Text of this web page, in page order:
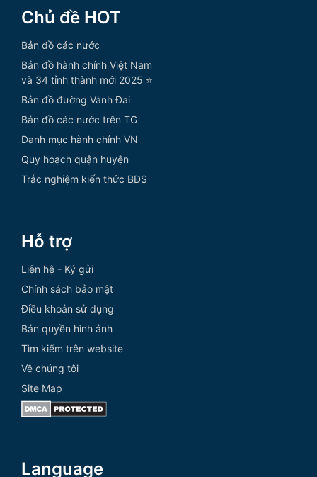
Chủ đề HOT
Bản đồ các nước
Bản đồ hành chính Việt Nam
và 34 tỉnh thành mới 2025 ⭐
Bản đồ đường Vành Đai
Bản đồ các nước trên TG
Danh mục hành chính VN
Quy hoạch quận huyện
Trắc nghiệm kiến thức BĐS
Hỗ trợ
Liên hệ - Ký gửi
Chính sách bảo mật
Điều khoản sử dụng
Bản quyền hình ảnh
Tìm kiếm trên website
Về chúng tôi
Site Map
Language